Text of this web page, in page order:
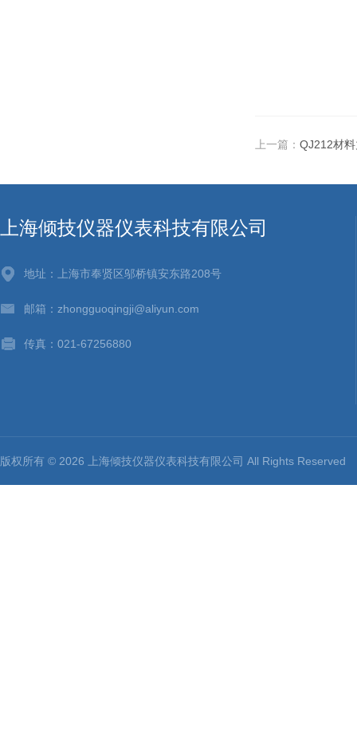
上一篇： QJ212材
上海倾技仪器仪表科技有限公司
地址：上海市奉贤区邬桥镇安东路208号
邮箱：zhongguoqingji@aliyun.com
传真：021-67256880
版权所有 © 2026 上海倾技仪器仪表科技有限公司 All Rights